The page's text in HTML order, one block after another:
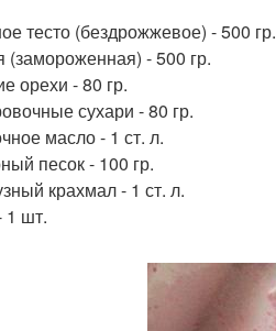
тесто (бездрожжевое) - 500 гр.
- 500 гр.
орехи - 80 гр.
сухари - 80 гр.
масло - 1 ст. л.
песок - 100 гр.
крахмал - 1 ст. л.
1 шт.